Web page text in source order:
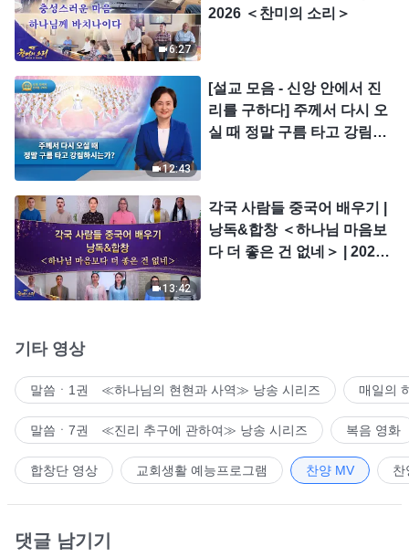
6:27
2026 ＜찬미의 소리＞
12:43
[설교 모음 - 신앙 안에서 진
리를 구하다] 주께서 다시 오
실 때 정말 구름 타고 강림하
13:42
각국 사람들 중국어 배우기 |
낭독&합창 ＜하나님 마음보
다 더 좋은 건 없네＞ | 2026
기타 영상
말씀ㆍ1권 ≪하나님의 현현과 사역≫ 낭송 시리즈 매일의
말씀ㆍ7권 ≪진리 추구에 관하여≫ 낭송 시리즈 복음 영화
합창단 영상 교회생활 예능프로그램 찬양 MV 찬
댓글 남기기